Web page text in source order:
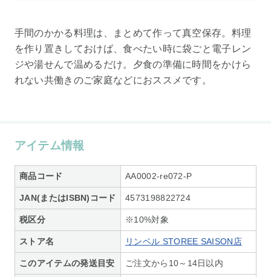
手間のかかる料理は、まとめて作って真空保存。料理
を作り置きしておけば、食べたい時に袋ごと電子レン
ジや湯せんで温めるだけ。夕食の準備に時間をかけら
れない共働きのご家庭などにおススメです。
アイテム情報
商品コード AA0002-re072-P
JAN(またはISBN)コード 4573198822724
税区分 ※10%対象
ストア名 リンベル STOREE SAISON店
このアイテムの発送目安 ご注文から10～14日以内